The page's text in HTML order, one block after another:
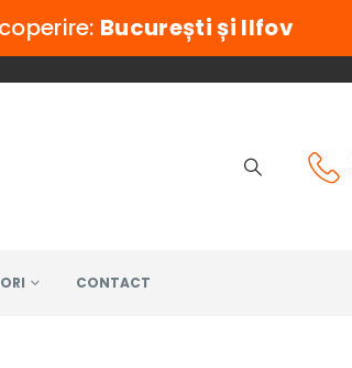
București și Ilfov
CONTACT